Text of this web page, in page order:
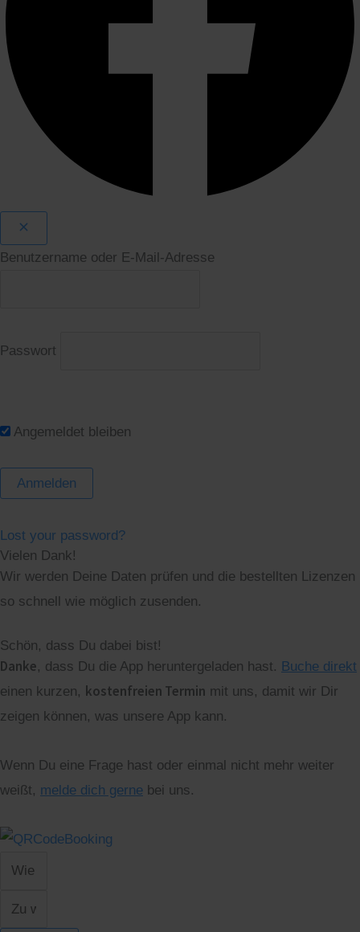
Benutzername oder E-Mail-Adresse
Passwort
Angemeldet bleiben
Lost your password?
Vielen Dank!
Wir werden Deine Daten prüfen und die bestellten Lizenzen
so schnell wie möglich zusenden.
Schön, dass Du dabei bist!
Danke, dass Du die App heruntergeladen hast. Buche direkt
einen kurzen, kostenfreien Termin mit uns, damit wir Dir
zeigen können, was unsere App kann.
Wenn Du eine Frage hast oder einmal nicht mehr weiter
weißt, melde dich gerne bei uns.